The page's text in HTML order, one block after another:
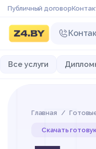
Публичный договор
Все услуги
Главная
Скачать